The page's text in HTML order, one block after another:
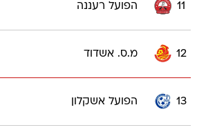
11 הפועל רעננה
12 מ.ס. אשדוד
13 הפועל אשקלון